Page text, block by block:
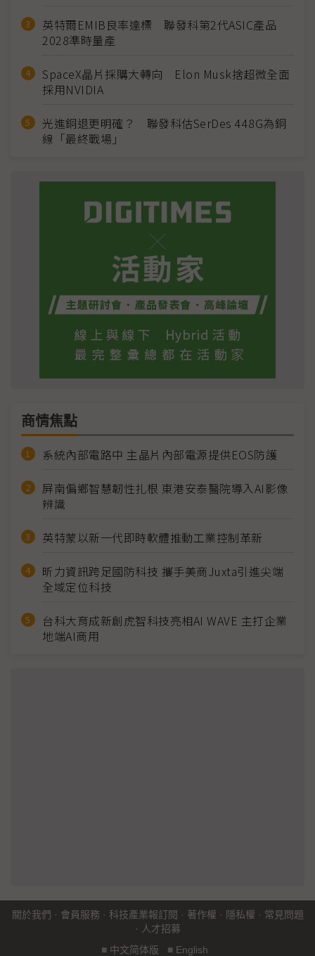
英特爾EMIB良率達標 聯發科第2代ASIC產品
2028準時量產
SpaceX晶片採購大轉向 Elon Musk捨超微全面
採用NVIDIA
光進銅退更明確？ 聯發科估SerDes 448G為銅
線「最終戰場」
商情焦點
系統內部電路中 主晶片內部電源提供EOS防護
屏南偏鄉智慧韌性扎根 東港安泰醫院導入AI影像
辨識
英特蒙以新一代即時軟體推動工業控制革新
昕力資訊跨足國防科技 攜手美商Juxta引進尖端
全域定位科技
台科大育成新創虎智科技亮相AI WAVE 主打企業
地端AI商用
關於我們 · 會員服務 · 科技產業報訂閱 · 著作權 · 隱私權 · 常見問題
· 人才招募
■ 中文简体版 ■ English